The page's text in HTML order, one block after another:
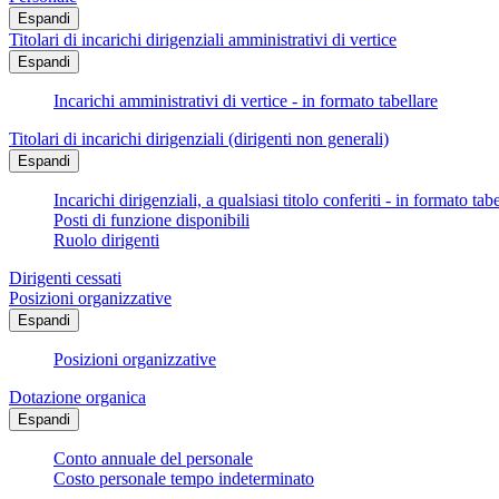
Espandi
Titolari di incarichi dirigenziali amministrativi di vertice
Espandi
Incarichi amministrativi di vertice - in formato tabellare
Titolari di incarichi dirigenziali (dirigenti non generali)
Espandi
Incarichi dirigenziali, a qualsiasi titolo conferiti - in formato
Posti di funzione disponibili
Ruolo dirigenti
Dirigenti cessati
Posizioni organizzative
Espandi
Posizioni organizzative
Dotazione organica
Espandi
Conto annuale del personale
Costo personale tempo indeterminato